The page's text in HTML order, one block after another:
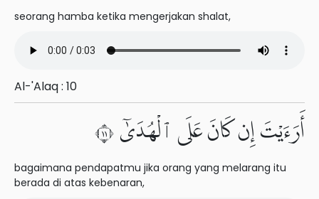
seorang hamba ketika mengerjakan shalat,
Al-'Alaq : 10
أَرَءَيْتَ إِن كَانَ عَلَى ٱلْهُدَىٰٓ ١١
bagaimana pendapatmu jika orang yang melarang itu
berada di atas kebenaran,